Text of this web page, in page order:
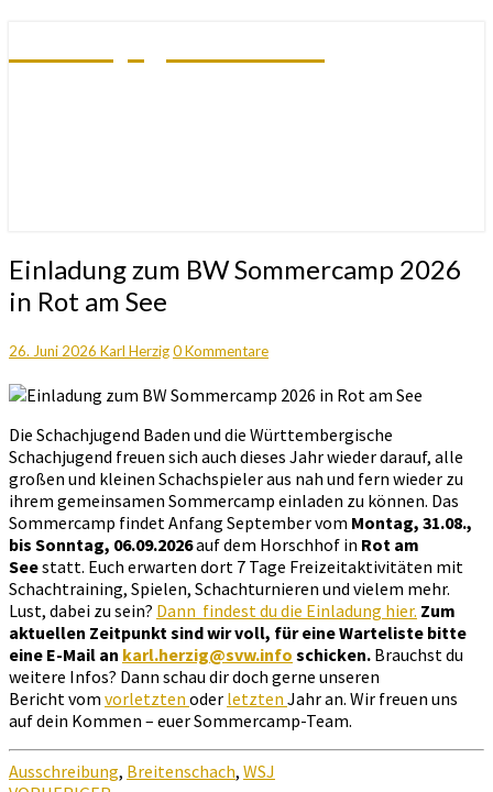
Einladung
zum
BW
2026
Rot
See
Einladung zum BW Sommercamp 2026
in Rot am See
26. Juni 2026 Karl HerzigKommentare
0 Kommentare
Die Schachjugend Baden und die Württembergische
Schachjugend freuen sich auch dieses Jahr wieder darauf, alle
großen und kleinen Schachspieler aus nah und fern wieder zu
ihrem gemeinsamen Sommercamp einladen zu können. Das
Sommercamp findet Anfang September vom Montag, 31.08.,
bis Sonntag, 06.09.2026auf dem Horschhof in Rot am
Seestatt. Euch erwarten dort 7 Tage Freizeitaktivitäten mit
Schachtraining, Spielen, Schachturnieren und vielem mehr.
Lust, dabei zu sein? Dann findest du die Einladung hier. Zum
aktuellen Zeitpunkt sind wir voll, für eine Warteliste bitte
eine E-Mail an karl.herzig@svw.info schicken. Brauchst du
weitere Infos? Dann schau dir doch gerne unseren
Bericht vom vorletzten oder letzten Jahr an. Wir freuen uns
auf dein Kommen – euer Sommercamp-Team.
Ausschreibung, Breitenschach, WSJ